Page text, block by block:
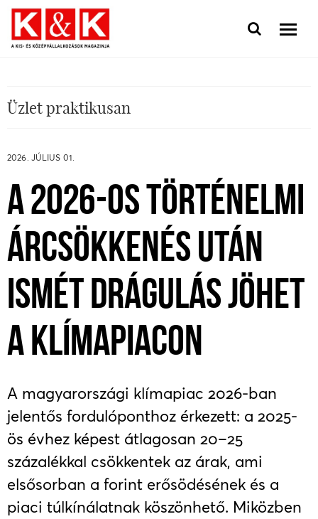
Üzlet praktikusan
2026. JÚLIUS 01.
A 2026-OS TÖRTÉNELMI
ÁRCSÖKKENÉS UTÁN
ISMÉT DRÁGULÁS JÖHET
A KLÍMAPIACON
A magyarországi klímapiac 2026-ban
jelentős fordulóponthoz érkezett: a 2025-
ös évhez képest átlagosan 20–25
százalékkal csökkentek az árak, ami
elsősorban a forint erősödésének és a
piaci túlkínálatnak köszönhető. Miközben